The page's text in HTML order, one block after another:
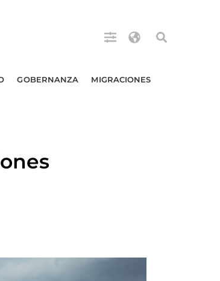
GOBERNANZA MIGRACIONES